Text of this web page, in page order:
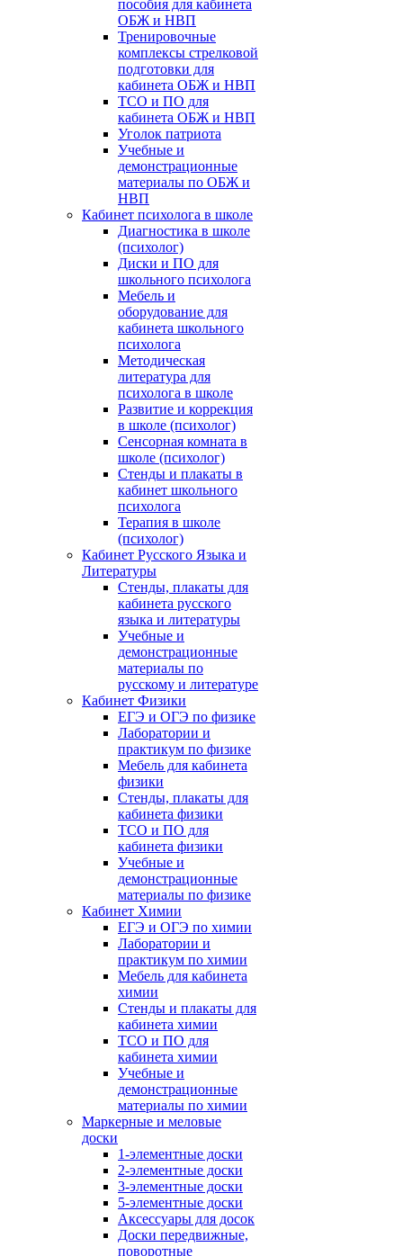
пособия для кабинета
ОБЖ и НВП
Тренировочные
комплексы стрелковой
подготовки для
кабинета ОБЖ и НВП
ТСО и ПО для
кабинета ОБЖ и НВП
Уголок патриота
Учебные и
демонстрационные
материалы по ОБЖ и
НВП
Кабинет психолога в школе
Диагностика в школе
(психолог)
Диски и ПО для
школьного психолога
Мебель и
оборудование для
кабинета школьного
психолога
Методическая
литература для
психолога в школе
Развитие и коррекция
в школе (психолог)
Сенсорная комната в
школе (психолог)
Стенды и плакаты в
кабинет школьного
психолога
Терапия в школе
(психолог)
Кабинет Русского Языка и
Литературы
Стенды, плакаты для
кабинета русского
языка и литературы
Учебные и
демонстрационные
материалы по
русскому и литературе
Кабинет Физики
ЕГЭ и ОГЭ по физике
Лаборатории и
практикум по физике
Мебель для кабинета
физики
Стенды, плакаты для
кабинета физики
ТСО и ПО для
кабинета физики
Учебные и
демонстрационные
материалы по физике
Кабинет Химии
ЕГЭ и ОГЭ по химии
Лаборатории и
практикум по химии
Мебель для кабинета
химии
Стенды и плакаты для
кабинета химии
ТСО и ПО для
кабинета химии
Учебные и
демонстрационные
материалы по химии
Маркерные и меловые
доски
1-элементные доски
2-элементные доски
3-элементные доски
5-элементные доски
Аксессуары для досок
Доски передвижные,
поворотные